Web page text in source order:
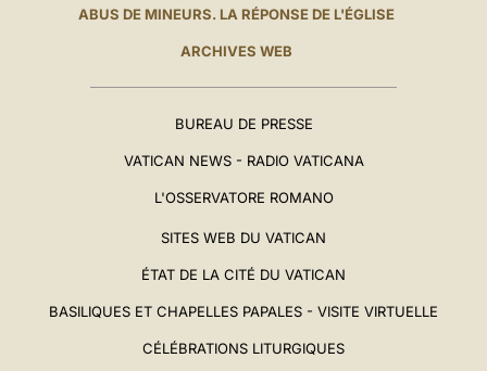
ABUS DE MINEURS. LA RÉPONSE DE L'ÉGLISE
ARCHIVES WEB
BUREAU DE PRESSE
VATICAN NEWS - RADIO VATICANA
L'OSSERVATORE ROMANO
SITES WEB DU VATICAN
ÉTAT DE LA CITÉ DU VATICAN
BASILIQUES ET CHAPELLES PAPALES - VISITE VIRTUELLE
CÉLÉBRATIONS LITURGIQUES